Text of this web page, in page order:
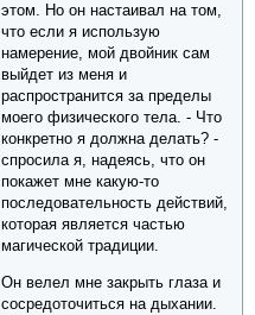
этом. Но он настаивал на том,
что если я использую
намерение, мой двойник сам
выйдет из меня и
распространится за пределы
моего физического тела. - Что
конкретно я должна делать? -
спросила я, надеясь, что он
покажет мне какую-то
последовательность действий,
которая является частью
магической традиции.
Он велел мне закрыть глаза и
сосредоточиться на дыхании.